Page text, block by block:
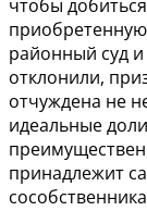
чтобы
районный суд
отклонили,
отчуждена не
идеальные
принадлежит